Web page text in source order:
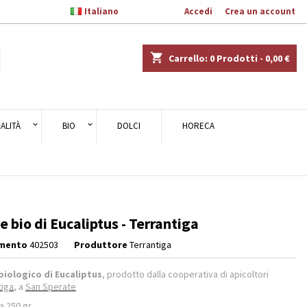
Accedi Crea un account
Italiano
shopping_cart Carrello: 0 Prodotti - 0,00 €
BIO DOLCI HORECA
bio di Eucaliptus - Terrantiga
402503 Produttore Terrantiga
di Eucaliptus, prodotto dalla cooperativa di apicoltori
, a San Sperate